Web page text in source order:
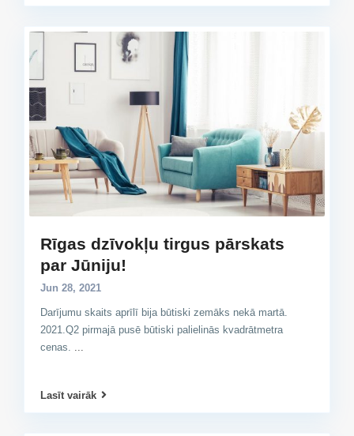
Rīgas dzīvokļu tirgus pārskats
par Jūniju!
Jun 28, 2021
Darījumu skaits aprīlī bija būtiski zemāks nekā martā.
2021.Q2 pirmajā pusē būtiski palielinās kvadrātmetra
cenas.
Lasīt vairāk